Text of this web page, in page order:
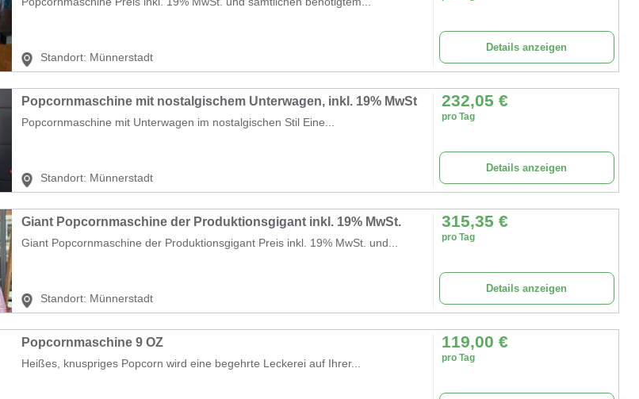
Standort: Münnerstadt
Details anzeigen
Popcornmaschine mit nostalgischem Unterwagen, inkl. 19% MwSt
Popcornmaschine mit Unterwagen im nostalgischen Stil Eine...
Standort: Münnerstadt
232,05 €
pro Tag
Details anzeigen
Giant Popcornmaschine der Produktionsgigant inkl. 19% MwSt.
Giant Popcornmaschine der Produktionsgigant Preis inkl. 19% MwSt. und...
Standort: Münnerstadt
315,35 €
pro Tag
Details anzeigen
Popcornmaschine 9 OZ
Heißes, knuspriges Popcorn wird eine begehrte Leckerei auf Ihrer...
119,00 €
pro Tag